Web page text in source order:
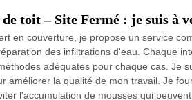
toit – Site Fermé : je suis à
en couverture, je propose un service
des infiltrations d'eau. Chaque
adéquates pour chaque cas. Je
améliorer la qualité de mon travail. Je
l'accumulation de mousses qui